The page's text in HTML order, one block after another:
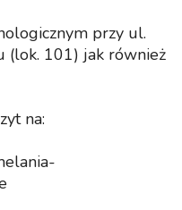
przy ul.
(lok. 101) jak również
na: